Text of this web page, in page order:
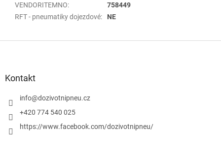
VENDORITEMNO:
758449
RFT - pneumatiky dojezdové: NE
Kontakt
info@dozivotnipneu.cz
+420 774 540 025
https://www.facebook.com/dozivotnipneu/